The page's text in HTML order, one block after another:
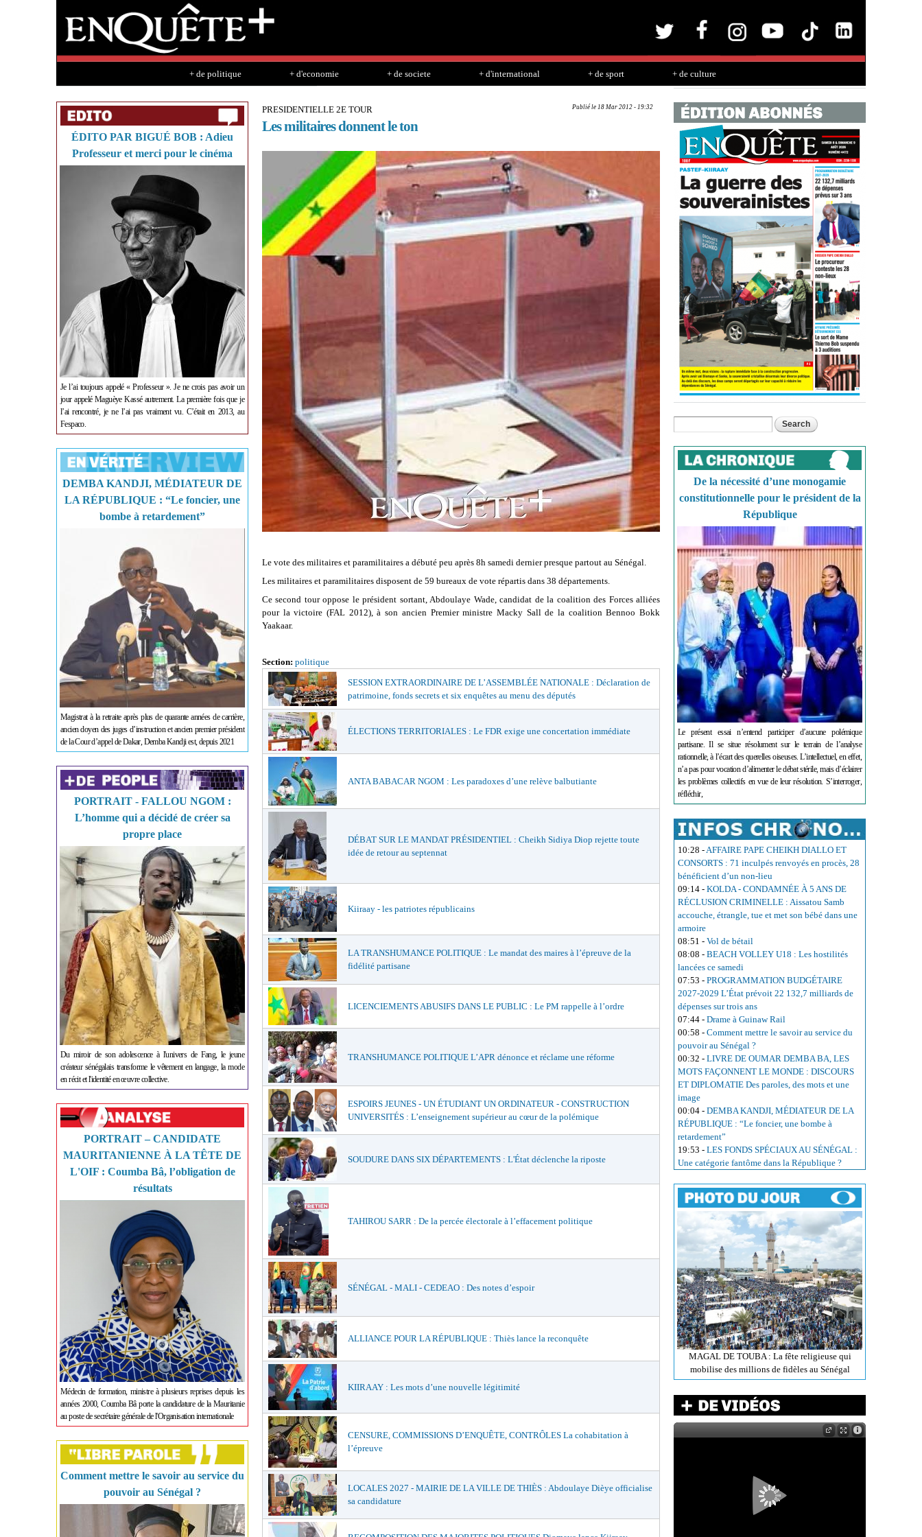
+ de politique + d'economie + de societe + d'international + de sport + de culture
ÉDITO PAR BIGUÉ BOB : Adieu
Professeur et merci pour le cinéma
Je l’ai toujours appelé « Professeur ». Je ne crois pas avoir un
jour appelé Maguèye Kassé autrement. La première fois que je
l’ai rencontré, je ne l’ai pas vraiment vu. C’était en 2013, au
Fespaco.
DEMBA KANDJI, MÉDIATEUR DE
LA RÉPUBLIQUE : “Le foncier, une
bombe à retardement”
Magistrat à la retraite après plus de quarante années de carrière,
ancien doyen des juges d’instruction et ancien premier président
de la Cour d’appel de Dakar, Demba Kandji est, depuis 2021
PORTRAIT - FALLOU NGOM :
L’homme qui a décidé de créer sa
propre place
Du miroir de son adolescence à l'univers de Fang, le jeune
créateur sénégalais transforme le vêtement en langage, la mode
en récit et l'identité en œuvre collective.
PORTRAIT – CANDIDATE
MAURITANIENNE À LA TÊTE DE
L'OIF : Coumba Bâ, l’obligation de
résultats
Médecin de formation, ministre à plusieurs reprises depuis les
années 2000, Coumba Bâ porte la candidature de la Mauritanie
au poste de secrétaire générale de l'Organisation internationale
Comment mettre le savoir au service du
pouvoir au Sénégal ?
Publié le 18 Mar 2012 - 19:32
PRESIDENTIELLE 2E TOUR
Les militaires donnent le ton
Le vote des militaires et paramilitaires a débuté peu après 8h samedi dernier presque partout au Sénégal.
Les militaires et paramilitaires disposent de 59 bureaux de vote répartis dans 38 départements.
Ce second tour oppose le président sortant, Abdoulaye Wade, candidat de la coalition des Forces alliées
pour la victoire (FAL 2012), à son ancien Premier ministre Macky Sall de la coalition Bennoo Bokk
Yaakaar.
Section: politique
SESSION EXTRAORDINAIRE DE L’ASSEMBLÉE NATIONALE : Déclaration de
patrimoine, fonds secrets et six enquêtes au menu des députés
ÉLECTIONS TERRITORIALES : Le FDR exige une concertation immédiate
ANTA BABACAR NGOM : Les paradoxes d’une relève balbutiante
DÉBAT SUR LE MANDAT PRÉSIDENTIEL : Cheikh Sidiya Diop rejette toute
idée de retour au septennat
Kiiraay - les patriotes républicains
LA TRANSHUMANCE POLITIQUE : Le mandat des maires à l’épreuve de la
fidélité partisane
LICENCIEMENTS ABUSIFS DANS LE PUBLIC : Le PM rappelle à l’ordre
TRANSHUMANCE POLITIQUE L’APR dénonce et réclame une réforme
ESPOIRS JEUNES - UN ÉTUDIANT UN ORDINATEUR - CONSTRUCTION
UNIVERSITÉS : L’enseignement supérieur au cœur de la polémique
SOUDURE DANS SIX DÉPARTEMENTS : L'État déclenche la riposte
TAHIROU SARR : De la percée électorale à l’effacement politique
SÉNÉGAL - MALI - CEDEAO : Des notes d’espoir
ALLIANCE POUR LA RÉPUBLIQUE : Thiès lance la reconquête
KIIRAAY : Les mots d’une nouvelle légitimité
CENSURE, COMMISSIONS D’ENQUÊTE, CONTRÔLES La cohabitation à
l’épreuve
LOCALES 2027 - MAIRIE DE LA VILLE DE THIÈS : Abdoulaye Dièye officialise
sa candidature
Search form
De la nécessité d’une monogamie
constitutionnelle pour le président de la
République
Le présent essai n’entend participer d’aucune polémique
partisane. Il se situe résolument sur le terrain de l’analyse
rationnelle, à l’écart des querelles oiseuses. L’intellectuel, en effet,
n’a pas pour vocation d’alimenter le débat stérile, mais d’éclairer
les problèmes collectifs en vue de leur résolution. S’interroger,
réfléchir,
10:28 -AFFAIRE PAPE CHEIKH DIALLO ET
CONSORTS : 71 inculpés renvoyés en procès, 28
bénéficient d’un non-lieu
09:14 - KOLDA - CONDAMNÉE À 5 ANS DE
RÉCLUSION CRIMINELLE : Aissatou Samb
accouche, étrangle, tue et met son bébé dans une
armoire
08:51 - Vol de bétail
08:08 - BEACH VOLLEY U18 : Les hostilités
lancées ce samedi
07:53 - PROGRAMMATION BUDGÉTAIRE
2027-2029 L’État prévoit 22 132,7 milliards de
dépenses sur trois ans
07:44 - Drame à Guinaw Rail
00:58 - Comment mettre le savoir au service du
pouvoir au Sénégal ?
00:32 - LIVRE DE OUMAR DEMBA BA, LES
MOTS FAÇONNENT LE MONDE : DISCOURS
ET DIPLOMATIE Des paroles, des mots et une
image
00:04 - DEMBA KANDJI, MÉDIATEUR DE LA
RÉPUBLIQUE : “Le foncier, une bombe à
retardement”
19:53 - LES FONDS SPÉCIAUX AU SÉNÉGAL :
Une catégorie fantôme dans la République ?
MAGAL DE TOUBA : La fête religieuse qui
mobilise des millions de fidèles au Sénégal